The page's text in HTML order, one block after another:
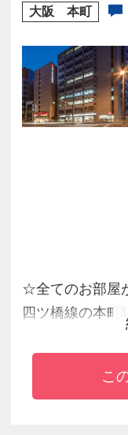
大阪 本町
☆全てのお部屋
四ツ橋線の本町
の阿波座駅1番
・1階に専用の
・『シモンズこ